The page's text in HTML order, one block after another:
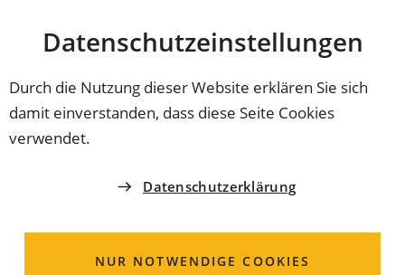
Datenschutz­einstellungen
Durch die Nutzung dieser Website erklären Sie sich
damit einverstanden, dass diese Seite Cookies
verwendet.
Datenschutzerklärung
NUR NOTWENDIGE COOKIES
INHALT ANSPRINGEN
Coburg
Ausspielungen und
Tombolas; Beantragung